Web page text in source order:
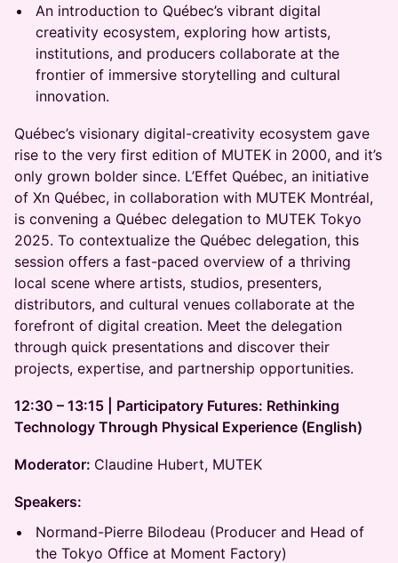
An introduction to Québec’s vibrant digital
creativity ecosystem, exploring how artists,
institutions, and producers collaborate at the
frontier of immersive storytelling and cultural
innovation.
Québec’s visionary digital-creativity ecosystem gave
rise to the very first edition of MUTEK in 2000, and it’s
only grown bolder since. L’Effet Québec, an initiative
of Xn Québec, in collaboration with MUTEK Montréal,
is convening a Québec delegation to MUTEK Tokyo
2025. To contextualize the Québec delegation, this
session offers a fast-paced overview of a thriving
local scene where artists, studios, presenters,
distributors, and cultural venues collaborate at the
forefront of digital creation. Meet the delegation
through quick presentations and discover their
projects, expertise, and partnership opportunities.
12:30 – 13:15 | Participatory Futures: Rethinking
Technology Through Physical Experience (English)
Moderator: Claudine Hubert, MUTEK
Speakers:
Normand-Pierre Bilodeau (Producer and Head of
the Tokyo Office at Moment Factory)